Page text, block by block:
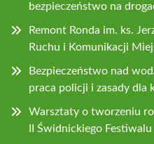
bezpieczeństwo na
Remont Ronda im. ks.
Ruchu i Komunikacji
Bezpieczeństwo nad
praca policji i zasady dla
Warsztaty o tworzeniu
II Świdnickiego